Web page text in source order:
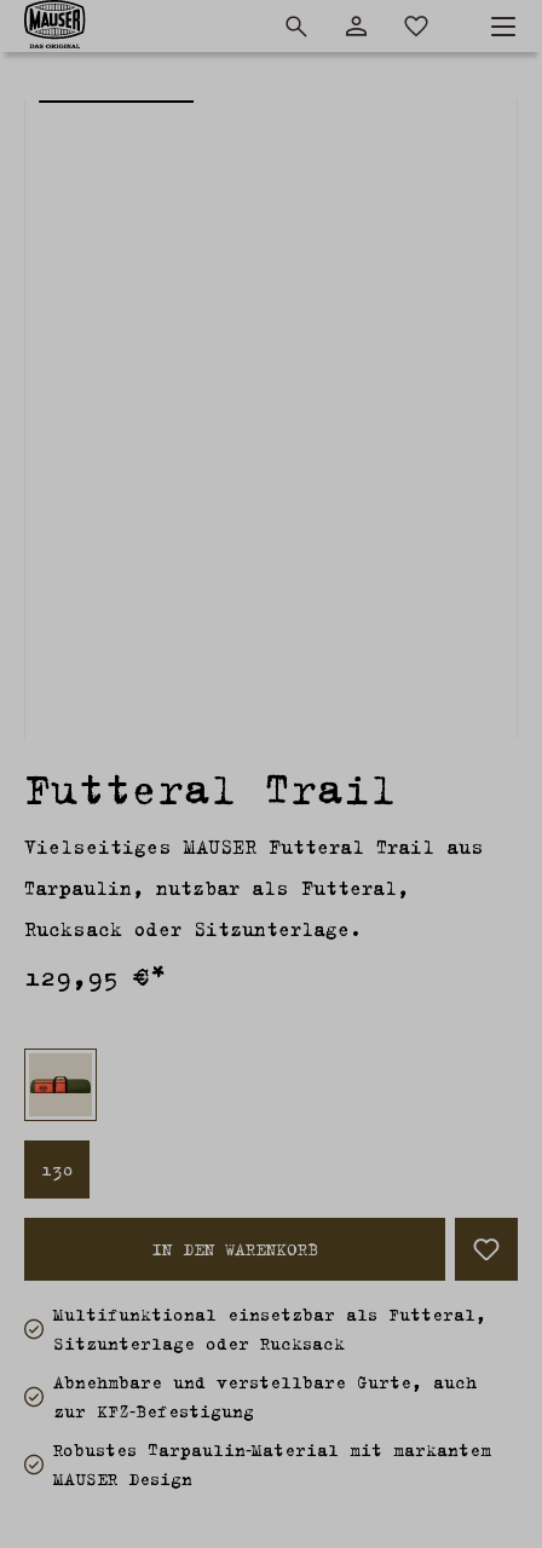
Futteral Trail
Vielseitiges MAUSER Futteral Trail aus
Tarpaulin, nutzbar als Futteral,
Rucksack oder Sitzunterlage.
129,95 €*
130
IN DEN WARENKORB
Multifunktional einsetzbar als Futteral,
Sitzunterlage oder Rucksack
Abnehmbare und verstellbare Gurte, auch
zur KFZ‑Befestigung
Robustes Tarpaulin‑Material mit markantem
MAUSER Design